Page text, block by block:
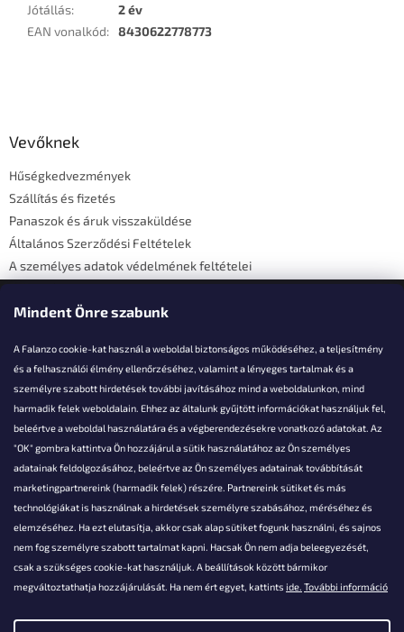
Mindent Önre szabunk
A Falanzo cookie-kat használ a weboldal biztonságos működéséhez, a teljesítmény
és a felhasználói élmény ellenőrzéséhez, valamint a lényeges tartalmak és a
személyre szabott hirdetések további javításához mind a weboldalunkon, mind
harmadik felek weboldalain. Ehhez az általunk gyűjtött információkat használjuk fel,
beleértve a weboldal használatára és a végberendezésekre vonatkozó adatokat. Az
"OK" gombra kattintva Ön hozzájárul a sütik használatához az Ön személyes
adatainak feldolgozásához, beleértve az Ön személyes adatainak továbbítását
marketingpartnereink (harmadik felek) részére. Partnereink sütiket és más
technológiákat is használnak a hirdetések személyre szabásához, méréséhez és
elemzéséhez. Ha ezt elutasítja, akkor csak alap sütiket fogunk használni, és sajnos
nem fog személyre szabott tartalmat kapni. Hacsak Ön nem adja beleegyezését,
csak a szükséges cookie-kat használjuk. A beállítások között bármikor
megváltoztathatja hozzájárulását. Ha nem ért egyet, kattints ide. További információ
Jótállás:
2 év
EAN vonalkód: 8430622778773
Vevőknek
Hűségkedvezmények
Szállítás és fizetés
Panaszok és áruk visszaküldése
Általános Szerződési Feltételek
A személyes adatok védelmének feltételei
Elérhetőségi adatok
Akarsz kérdezni valamit?
info@falanzo.hu